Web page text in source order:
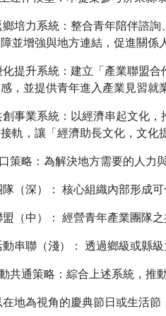
培力系統：整合青年陪伴諮
並增強與地方連結，促進關係
提升系統：建立「產業聯盟
，並提供青年進入產業見習就
事業系統：以經濟串起文化
軌，讓「經濟助長文化，文化
策略：為解決地方需要的人力
（深）： 核心組織內部形成
（中）： 經營青年產業團隊
串聯（淺）： 透過鄉級或縣
共通策略：綜合上述系統，推
地為視角的慶典節日或生活